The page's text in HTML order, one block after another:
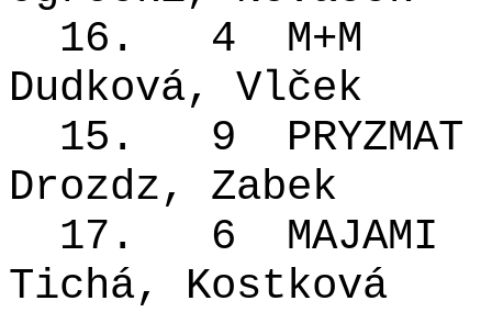
16.
4
M+M
Dudková, Vlček
15.
9
PRYZMAT
Drozdz, Zabek
17.
6
MAJAMI
Tichá, Kostková